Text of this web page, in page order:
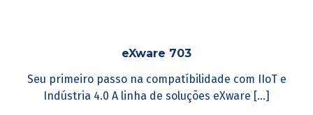
eXware 703
Seu primeiro passo na compatíbilidade com IIoT e
Indústria 4.0 A linha de soluções eXware [...]